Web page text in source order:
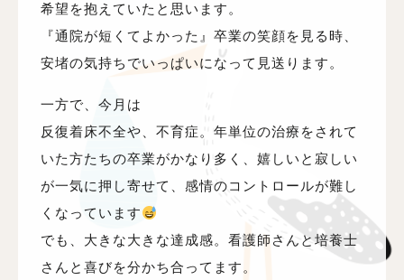
希望を抱えていたと思います。
『通院が短くてよかった』卒業の笑顔を見る時、
安堵の気持ちでいっぱいになって見送ります。
一方で、今月は
反復着床不全や、不育症。年単位の治療をされて
いた方たちの卒業がかなり多く、嬉しいと寂しい
が一気に押し寄せて、感情のコントロールが難し
くなっています
でも、大きな大きな達成感。看護師さんと培養士
さんと喜びを分かち合ってます。